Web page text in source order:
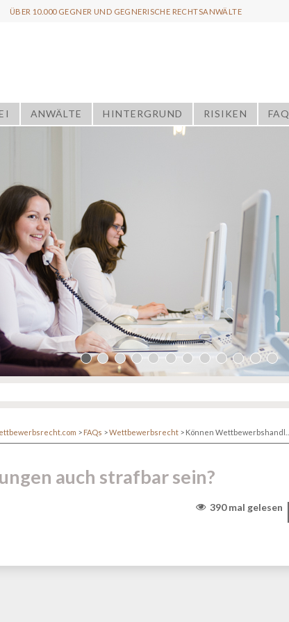
ÜBER 10.000 GEGNER UND GEGNERISCHE RECHTSANWÄLTE
ANWÄLTE HINTERGRUND RISIKEN FAQ
> FAQs >Wettbewerbsrecht > Können Wettbewerbshandlungen auch strafbar sein?
auch strafbar sein?
390 mal gelesen